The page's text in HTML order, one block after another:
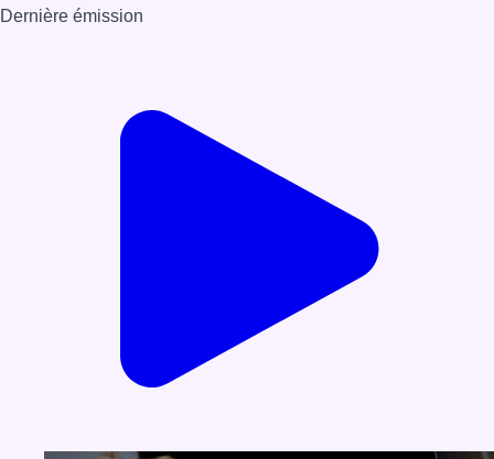
Dernière émission